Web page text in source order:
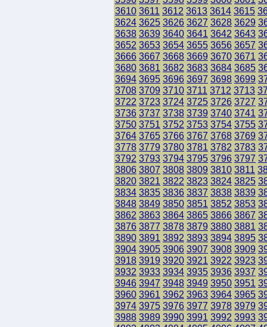
3610 3611 3612 3613 3614 3615
3624 3625 3626 3627 3628 3629
3638 3639 3640 3641 3642 3643
3652 3653 3654 3655 3656 3657
3666 3667 3668 3669 3670 3671
3680 3681 3682 3683 3684 3685
3694 3695 3696 3697 3698 3699
3708 3709 3710 3711 3712 3713
3722 3723 3724 3725 3726 3727
3736 3737 3738 3739 3740 3741
3750 3751 3752 3753 3754 3755
3764 3765 3766 3767 3768 3769
3778 3779 3780 3781 3782 3783
3792 3793 3794 3795 3796 3797
3806 3807 3808 3809 3810 3811
3820 3821 3822 3823 3824 3825
3834 3835 3836 3837 3838 3839
3848 3849 3850 3851 3852 3853
3862 3863 3864 3865 3866 3867
3876 3877 3878 3879 3880 3881
3890 3891 3892 3893 3894 3895
3904 3905 3906 3907 3908 3909
3918 3919 3920 3921 3922 3923
3932 3933 3934 3935 3936 3937
3946 3947 3948 3949 3950 3951
3960 3961 3962 3963 3964 3965
3974 3975 3976 3977 3978 3979
3988 3989 3990 3991 3992 3993